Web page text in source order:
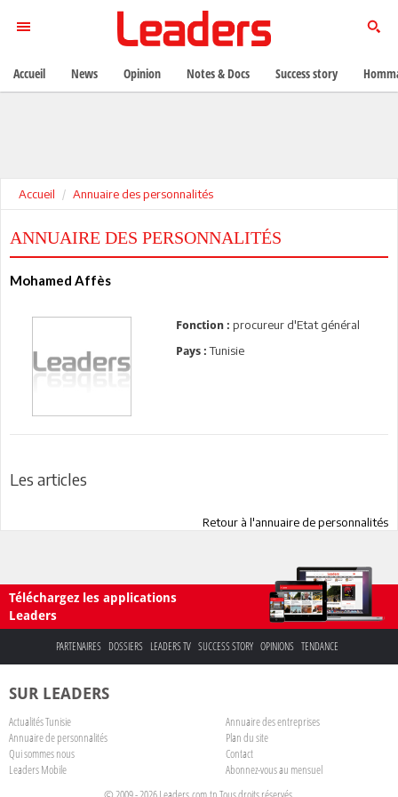
Accueil Annuaire des personnalités
ANNUAIRE DES PERSONNALITÉS
Mohamed Affès
Fonction : procureur d'Etat général
Pays : Tunisie
Les articles
Retour à l'annuaire de personnalités
Téléchargez les applications
Leaders
PARTENAIRES DOSSIERS LEADERS TV SUCCESS STORY OPINIONS TENDANCE
SUR LEADERS
Actualités Tunisie
Annuaire des entreprises
Annuaire de personnalités
Plan du site
Qui sommes nous
Contact
Leaders Mobile
Abonnez-vous au mensuel
Accueil News Opinion Notes & Docs Success story